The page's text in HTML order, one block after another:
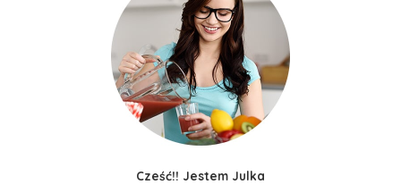
Cześć!! Jestem Julka